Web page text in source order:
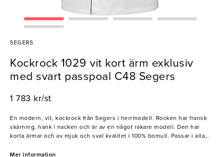
SEGERS
Kockrock 1029 vit kort ärm exklusiv
med svart passpoal C48 Segers
1 783 kr/st
En modern, vit, kockrock från Segers i herrmodell. Rocken har fransk
skärning, hank i nacken och är av en något rakare modell. Den har
korta ärmar och av mjuk och sval kvalitet i 100% bomull. Passar i alla
Mer information